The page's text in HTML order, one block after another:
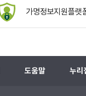
가명정보지원플랫
도움말 누리